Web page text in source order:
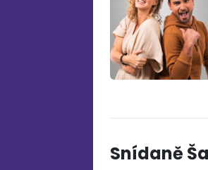
Snídaně